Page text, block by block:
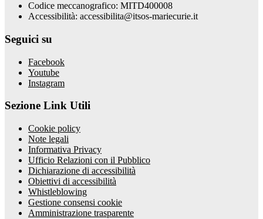
Codice meccanografico: MITD400008
Accessibilità: accessibilita@itsos-mariecurie.it
Seguici su
Facebook
Youtube
Instagram
Sezione Link Utili
Cookie policy
Note legali
Informativa Privacy
Ufficio Relazioni con il Pubblico
Dichiarazione di accessibilità
Obiettivi di accessibilità
Whistleblowing
Gestione consensi cookie
Amministrazione trasparente